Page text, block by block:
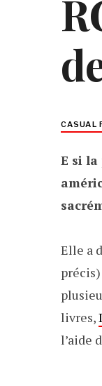
CASUAL
E si la
Elle a
livres,
l’aide